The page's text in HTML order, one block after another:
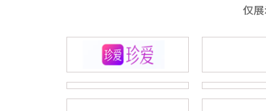
仅